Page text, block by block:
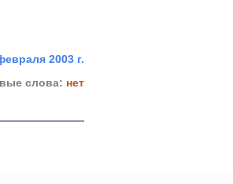
2003 г.
слова: нет